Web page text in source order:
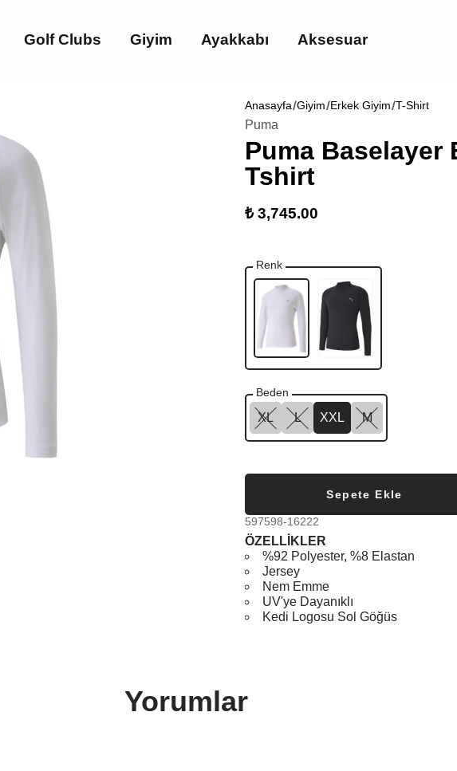
Golf Clubs Giyim Ayakkabı Aksesuar
Anasayfa Giyim Erkek Giyim T-Shirt
Puma
Puma Baselayer
Tshirt
₺ 3,745.00
Renk
Beden
XL L XXL M
Sepete Ekle
597598-16222
ÖZELLİKLER
%92 Polyester, %8 Elastan
Jersey
Nem Emme
UV'ye Dayanıklı
Kedi Logosu Sol Göğüs
Yorumlar